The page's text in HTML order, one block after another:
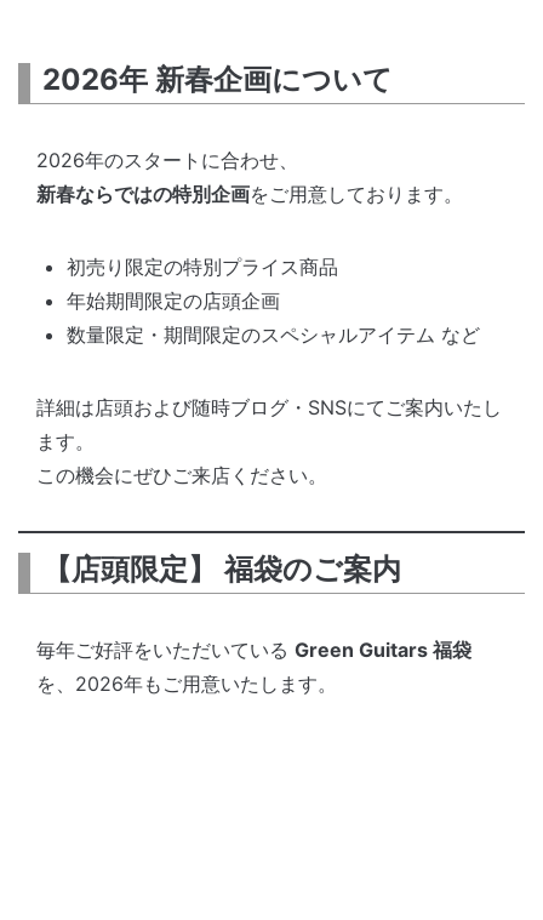
2026年 新春企画について
2026年のスタートに合わせ、
新春ならではの特別企画をご用意しております。
初売り限定の特別プライス商品
年始期間限定の店頭企画
数量限定・期間限定のスペシャルアイテム など
詳細は店頭および随時ブログ・SNSにてご案内いたし
ます。
この機会にぜひご来店ください。
【店頭限定】 福袋のご案内
毎年ご好評をいただいている Green Guitars 福袋
を、2026年もご用意いたします。